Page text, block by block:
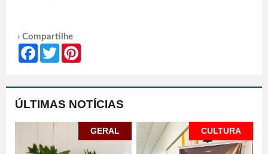
› Compartilhe
Facebook
Twitter
ÚLTIMAS NOTÍCIAS
GERAL CULTURA